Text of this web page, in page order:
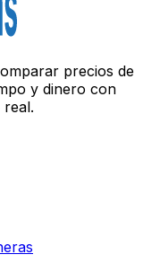
precios de
y dinero con